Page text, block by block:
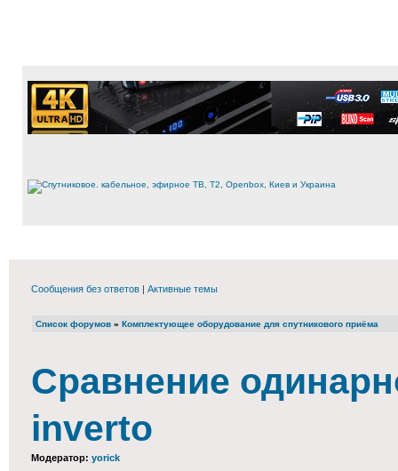
Сообщения без ответов | Активные темы
Список форумов » Комплектующее оборудование для спутникового приёма
Сравнение
inverto
Модератор: yorick